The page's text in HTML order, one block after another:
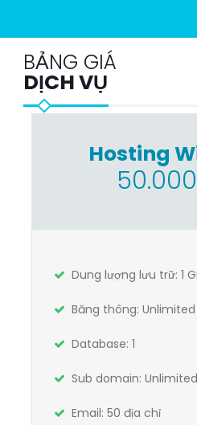
BẢNG GIÁ
DỊCH VỤ
Hosting
50.000
Dung lượng lưu trữ: 1
Băng thông: Unlimited
Database: 1
Sub domain: Unlimited
Email: 50 địa chỉ